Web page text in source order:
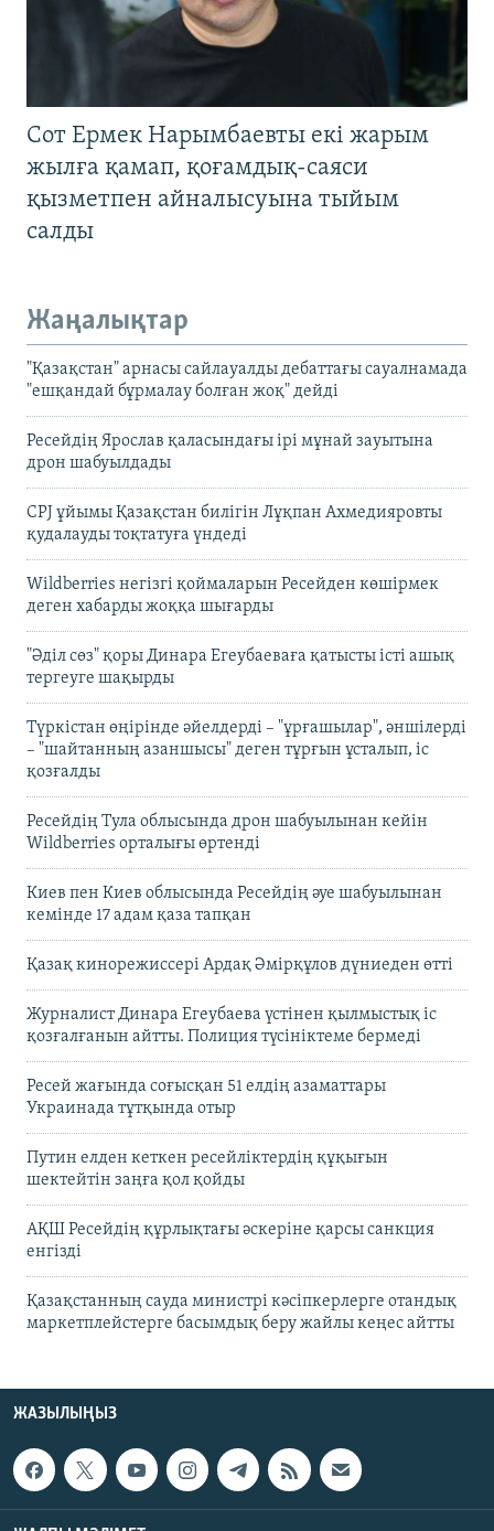
Сот Ермек Нарымбаевты екі жарым
жылға қамап, қоғамдық-саяси
қызметпен айналысуына тыйым
салды
Жаңалықтар
"Қазақстан" арнасы сайлауалды дебаттағы сауалнамада
"ешқандай бұрмалау болған жоқ" дейді
Ресейдің Ярослав қаласындағы ірі мұнай зауытына
дрон шабуылдады
CPJ ұйымы Қазақстан билігін Лұқпан Ахмедияровты
қудалауды тоқтатуға үндеді
Wildberries негізгі қоймаларын Ресейден көшірмек
деген хабарды жоққа шығарды
"Әділ сөз" қоры Динара Егеубаеваға қатысты істі ашық
тергеуге шақырды
Түркістан өңірінде әйелдерді – "ұрғашылар", әншілерді
– "шайтанның азаншысы" деген тұрғын ұсталып, іс
қозғалды
Ресейдің Тула облысында дрон шабуылынан кейін
Wildberries орталығы өртенді
Киев пен Киев облысында Ресейдің әуе шабуылынан
кемінде 17 адам қаза тапқан
Қазақ кинорежиссері Ардақ Әмірқұлов дүниеден өтті
Журналист Динара Егеубаева үстінен қылмыстық іс
қозғалғанын айтты. Полиция түсініктеме бермеді
Ресей жағында соғысқан 51 елдің азаматтары
Украинада тұтқында отыр
Путин елден кеткен ресейліктердің құқығын
шектейтін заңға қол қойды
АҚШ Ресейдің құрлықтағы әскеріне қарсы санкция
енгізді
Қазақстанның сауда министрі кәсіпкерлерге отандық
маркетплейстерге басымдық беру жайлы кеңес айтты
ЖАЗЫЛЫҢЫЗ